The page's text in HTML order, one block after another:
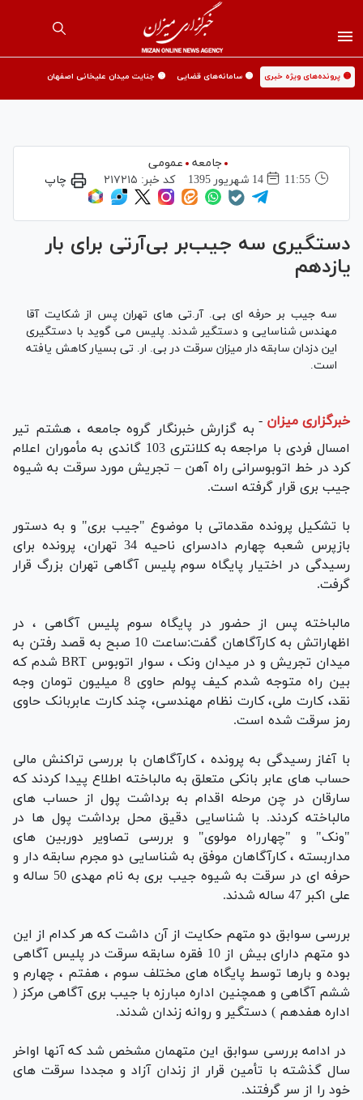
🟡 پرونده‌های ویژه خبری 🟡 سامانه‌های قضایی 🟡 جنایت میدان علیخانی اصفهان
جامعه عمومی
11:55
14 شهريور 1395 کد خبر: ۲۱۷۲۱۵ چاپ
دستگیری سه جیب‌بر بی‌آرتی برای بار
یازدهم
سه جیب بر حرفه ای بی. آر.تی های تهران پس از شکایت آقا
مهندس شناسایی و دستگیر شدند. پلیس می گوید با دستگیری
این دزدان سابقه دار میزان سرقت در بی. ار. تی بسیار کاهش یافته
است.
خبرگزاری میزان - به گزارش خبرنگار گروه جامعه ، هشتم تیر
امسال فردی با مراجعه به کلانتری 103 گاندی به مأموران اعلام
کرد در خط اتوبوسرانی راه آهن – تجریش مورد سرقت به شیوه
جیب بری قرار گرفته است.
با تشکیل پرونده مقدماتی با موضوع "جیب بری" و به دستور
بازپرس شعبه چهارم دادسرای ناحیه 34 تهران، پرونده برای
رسیدگی در اختیار پایگاه سوم پلیس آگاهی تهران بزرگ قرار
گرفت.
مالباخته پس از حضور در پایگاه سوم پلیس آگاهی ، در
اظهاراتش به کارآگاهان گفت:ساعت 10 صبح به قصد رفتن به
میدان تجریش و در میدان ونک ، سوار اتوبوس BRT شدم که
بین راه متوجه شدم کیف پولم حاوی 8 میلیون تومان وجه
نقد، کارت ملی، کارت نظام مهندسی، چند کارت عابربانک حاوی
رمز سرقت شده است.
با آغاز رسیدگی به پرونده ، کارآگاهان با بررسی تراکنش مالی
حساب های عابر بانکی متعلق به مالباخته اطلاع پیدا کردند که
سارقان در چن مرحله اقدام به برداشت پول از حساب های
مالباخته کردند. با شناسایی دقیق محل برداشت پول ها در
"ونک" و "چهارراه مولوی" و بررسی تصاویر دوربین های
مداربسته ، کارآگاهان موفق به شناسایی دو مجرم سابقه دار و
حرفه ای در سرقت به شیوه جیب بری به نام مهدی 50 ساله و
علی اکبر 47 ساله شدند.
بررسی سوابق دو متهم حکایت از آن داشت که هر کدام از این
دو متهم دارای بیش از 10 فقره سابقه سرقت در پلیس آگاهی
بوده و بارها توسط پایگاه های مختلف سوم ، هفتم ، چهارم و
ششم آگاهی و همچنین اداره مبارزه با جیب بری آگاهی مرکز (
اداره هفدهم ) دستگیر و روانه زندان شدند.
در ادامه بررسی سوابق این متهمان مشخص شد که آنها اواخر
سال گذشته با تأمین قرار از زندان آزاد و مجددا سرقت های
خود را از سر گرفتند.